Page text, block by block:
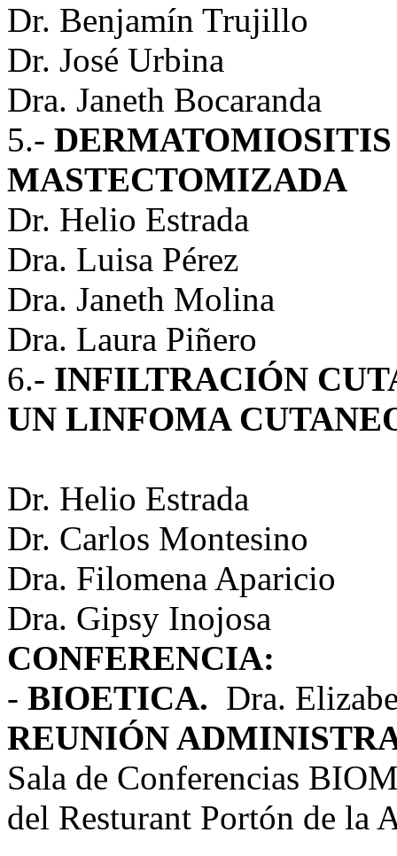
Dr. Benjamín Trujillo
Dr. José Urbina
Dra. Janeth Bocaranda
5.-
MASTECTOMIZADA
Dr. Helio Estrada
Dra. Luisa Pérez
Dra. Janeth Molina
Dra. Laura Piñero
6.- INFILTRACIÓN
UN LINFOMA
Dr. Helio Estrada
Dr. Carlos Montesino
Dra. Filomena Aparicio
Dra. Gipsy Inojosa
CONFERENCIA:
- BIOETICA. Dra.
REUNIÓN
Sala de Conferencias
del Resturant Portón de la